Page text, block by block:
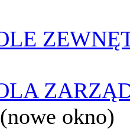
(nowe okno)